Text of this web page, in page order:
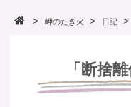
岬のたき火 日記
「断捨